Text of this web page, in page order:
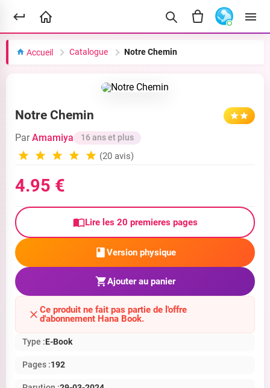
Accueil Catalogue Notre Chemin
Notre Chemin
ParAmamiya 16 ans et plus
(20 avis)
4.95 €
Lire les 20 premieres pages
Version physique
Ajouter au panier
Ce produit ne fait pas partie de l'offre
d'abonnement Hana Book.
Type :E-Book
Pages :192